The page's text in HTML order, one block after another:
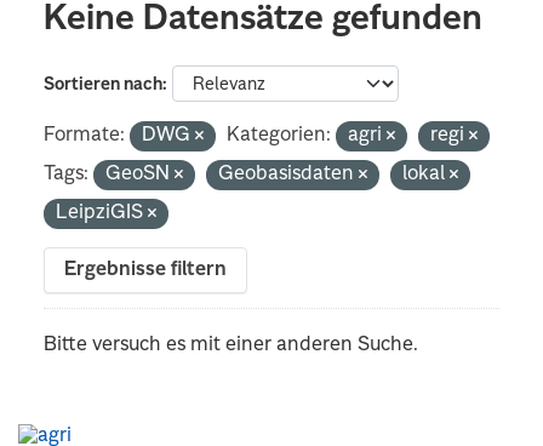
Keine Datensätze gefunden
Sortieren nach
Formate: DWG Kategorien: agri
regi
Tags:
GeoSN Geobasisdaten
lokal
LeipziGIS
Ergebnisse filtern
Bitte versuch es mit einer anderen Suche.